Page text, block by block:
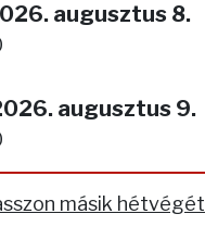
augusztus 8.
augusztus 9.
másik hétvégét